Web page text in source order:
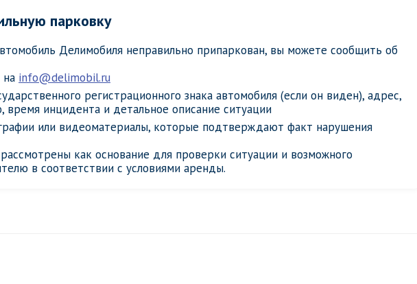
парковку
Делимобиля неправильно припаркован, вы можете сообщить об
на info@delimobil.ru
регистрационного знака автомобиля (если он виден), адрес,
время инцидента и детальное описание ситуации
или видеоматериалы, которые подтверждают факт нарушения
как основание для проверки ситуации и возможного
в соответствии с условиями аренды.